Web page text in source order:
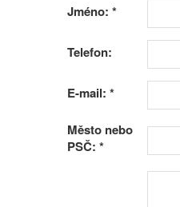
Jméno: *
Telefon:
E-mail: *
Město nebo
PSČ: *